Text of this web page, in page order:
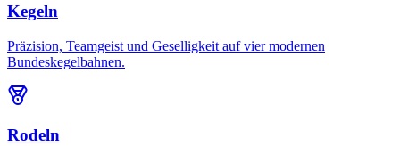
Kegeln
Präzision, Teamgeist und Geselligkeit auf vier modernen
Bundeskegelbahnen.
Rodeln